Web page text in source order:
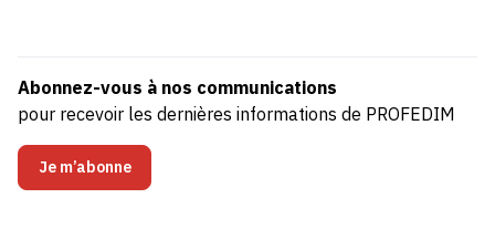
Abonnez-vous à nos communications
pour recevoir les dernières informations de PROFEDIM
Je m’abonne